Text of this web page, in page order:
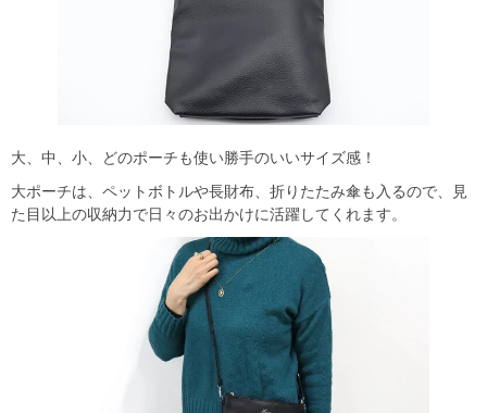
大、中、小、どのポーチも使い勝手のいいサイズ感！
大ポーチは、ペットボトルや長財布、折りたたみ傘も入るので、見
た目以上の収納力で日々のお出かけに活躍してくれます。